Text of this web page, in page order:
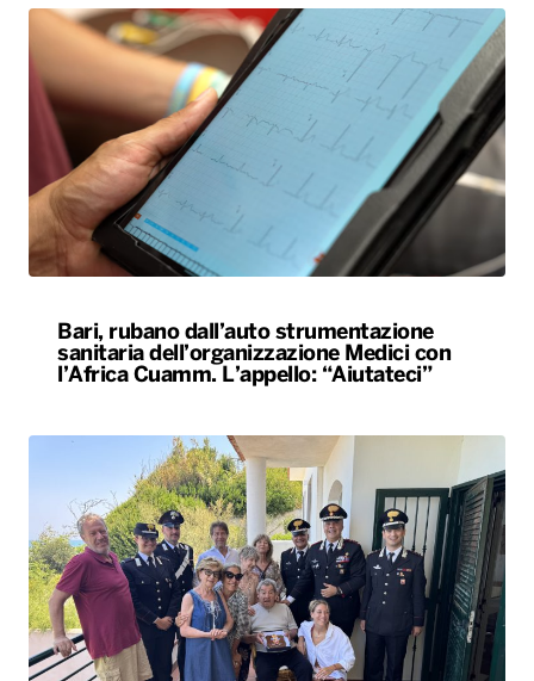
Bari, rubano dall’auto strumentazione
sanitaria dell’organizzazione Medici con
l’Africa Cuamm. L’appello: “Aiutateci”